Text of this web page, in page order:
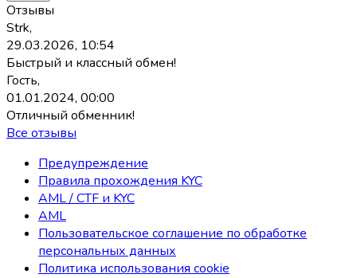
Отзывы
Strk,
29.03.2026, 10:54
Быстрый и классный обмен!
Гость,
01.01.2024, 00:00
Отличный обменник!
Все отзывы
Предупреждение
Правила прохождения KYC
AML / CTF и KYC
AML
Пользовательское соглашение по обработке
персональных данных
Политика использования coоkie